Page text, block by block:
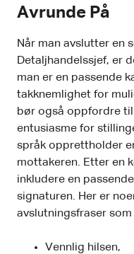
Avrunde På
Når man avslutter en
Detaljhandelssjef, er
man er en passende
takknemlighet for
bør også oppfordre
entusiasme for
språk opprettholder
mottakeren. Etter en
inkludere en
signaturen. Her er
avslutningsfraser
Vennlig hilsen,